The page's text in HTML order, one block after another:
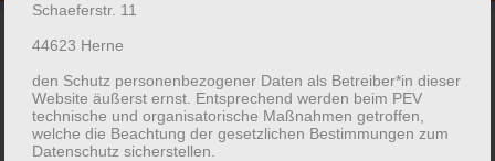
Parkabenteuer in den Ferien - drei bunte Tage
voller Spiel, Kreativität und Miteinander
Schaeferstr. 11
44623 Herne
den Schutz personenbezogener Daten als Betreiber*in dieser
Website äußerst ernst. Entsprechend werden beim PEV
technische und organisatorische Maßnahmen getroffen,
welche die Beachtung der gesetzlichen Bestimmungen zum
Datenschutz sicherstellen.